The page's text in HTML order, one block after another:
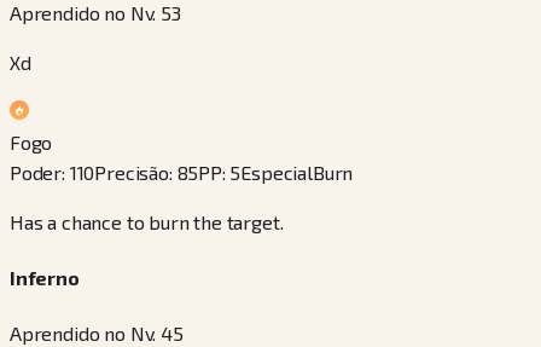
Aprendido no Nv. 53
Xd
Fogo
Poder: 110Precisão: 85PP: 5EspecialBurn
Has a chance to burn the target.
Inferno
Aprendido no Nv. 45